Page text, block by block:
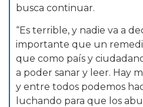
busca continuar.
“Es terrible, y nadie va a
importante que un
que como país y
a poder sanar y leer. Hay
y entre todos podemos
luchando para que los